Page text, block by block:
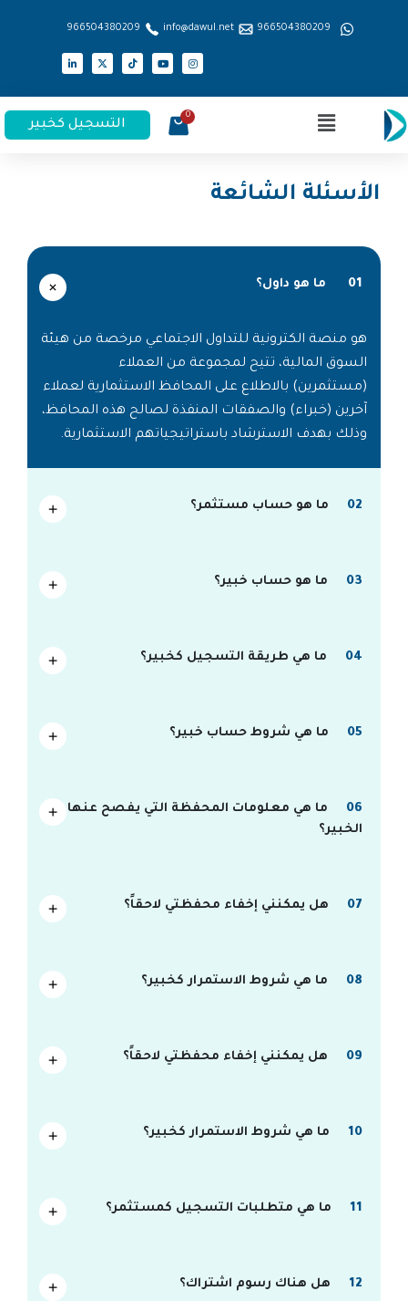
966504380209
info@dawul.net
966504380209
التسجيل كخبير
الأسئلة الشائعة
01 ما هو داول؟
هو منصة الكترونية للتداول الاجتماعي مرخصة من هيئة
السوق المالية، تتيح لمجموعة من العملاء
(مستثمرين) بالاطلاع على المحافظ الاستثمارية لعملاء
آخرين (خبراء) والصفقات المنفذة لصالح هذه المحافظ،
وذلك بهدف الاسترشاد باستراتيجياتهم الاستثمارية.
02 ما هو حساب مستثمر؟
03 ما هو حساب خبير؟
04 ما هي طريقة التسجيل كخبير؟
05 ما هي شروط حساب خبير؟
06
ما هي معلومات المحفظة التي يفصح عنها
الخبير؟
07 هل يمكنني إخفاء محفظتي لاحقاً؟
08 ما هي شروط الاستمرار كخبير؟
09 هل يمكنني إخفاء محفظتي لاحقاً؟
10 ما هي شروط الاستمرار كخبير؟
11 ما هي متطلبات التسجيل كمستثمر؟
12 هل هناك رسوم اشتراك؟